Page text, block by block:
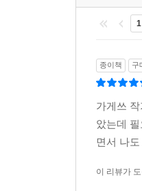
도구를 이용
원근법에 대1
종이책 구
가게쓰
았는데
면서 나
이 리뷰가